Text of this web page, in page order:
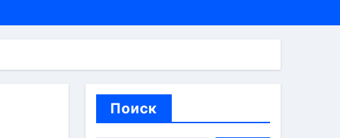
стейблкоинах
Поиск